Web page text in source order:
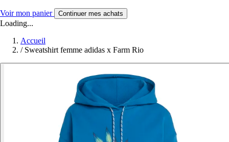
Voir mon panier Continuer mes achats
Loading...
Accueil
/ Sweatshirt femme adidas x Farm Rio